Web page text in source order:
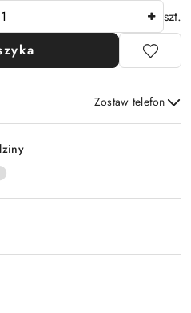
szt.
Zostaw telefon